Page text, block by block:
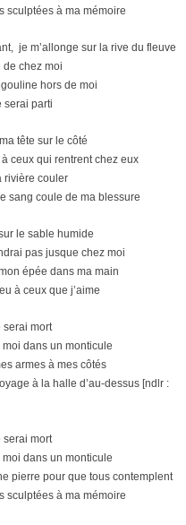
sculptées à ma mémoire
je m’allonge sur la rive du fleuve
de chez moi
hors de moi
serai parti
tête sur le côté
à ceux qui rentrent chez eux
rivière couler
sang coule de ma blessure
le sable humide
pas jusque chez moi
épée dans ma main
à ceux que j’aime
serai mort
moi dans un monticule
armes à mes côtés
à la halle d’au-dessus [ndlr :
serai mort
moi dans un monticule
pierre pour que tous contemplent
sculptées à ma mémoire